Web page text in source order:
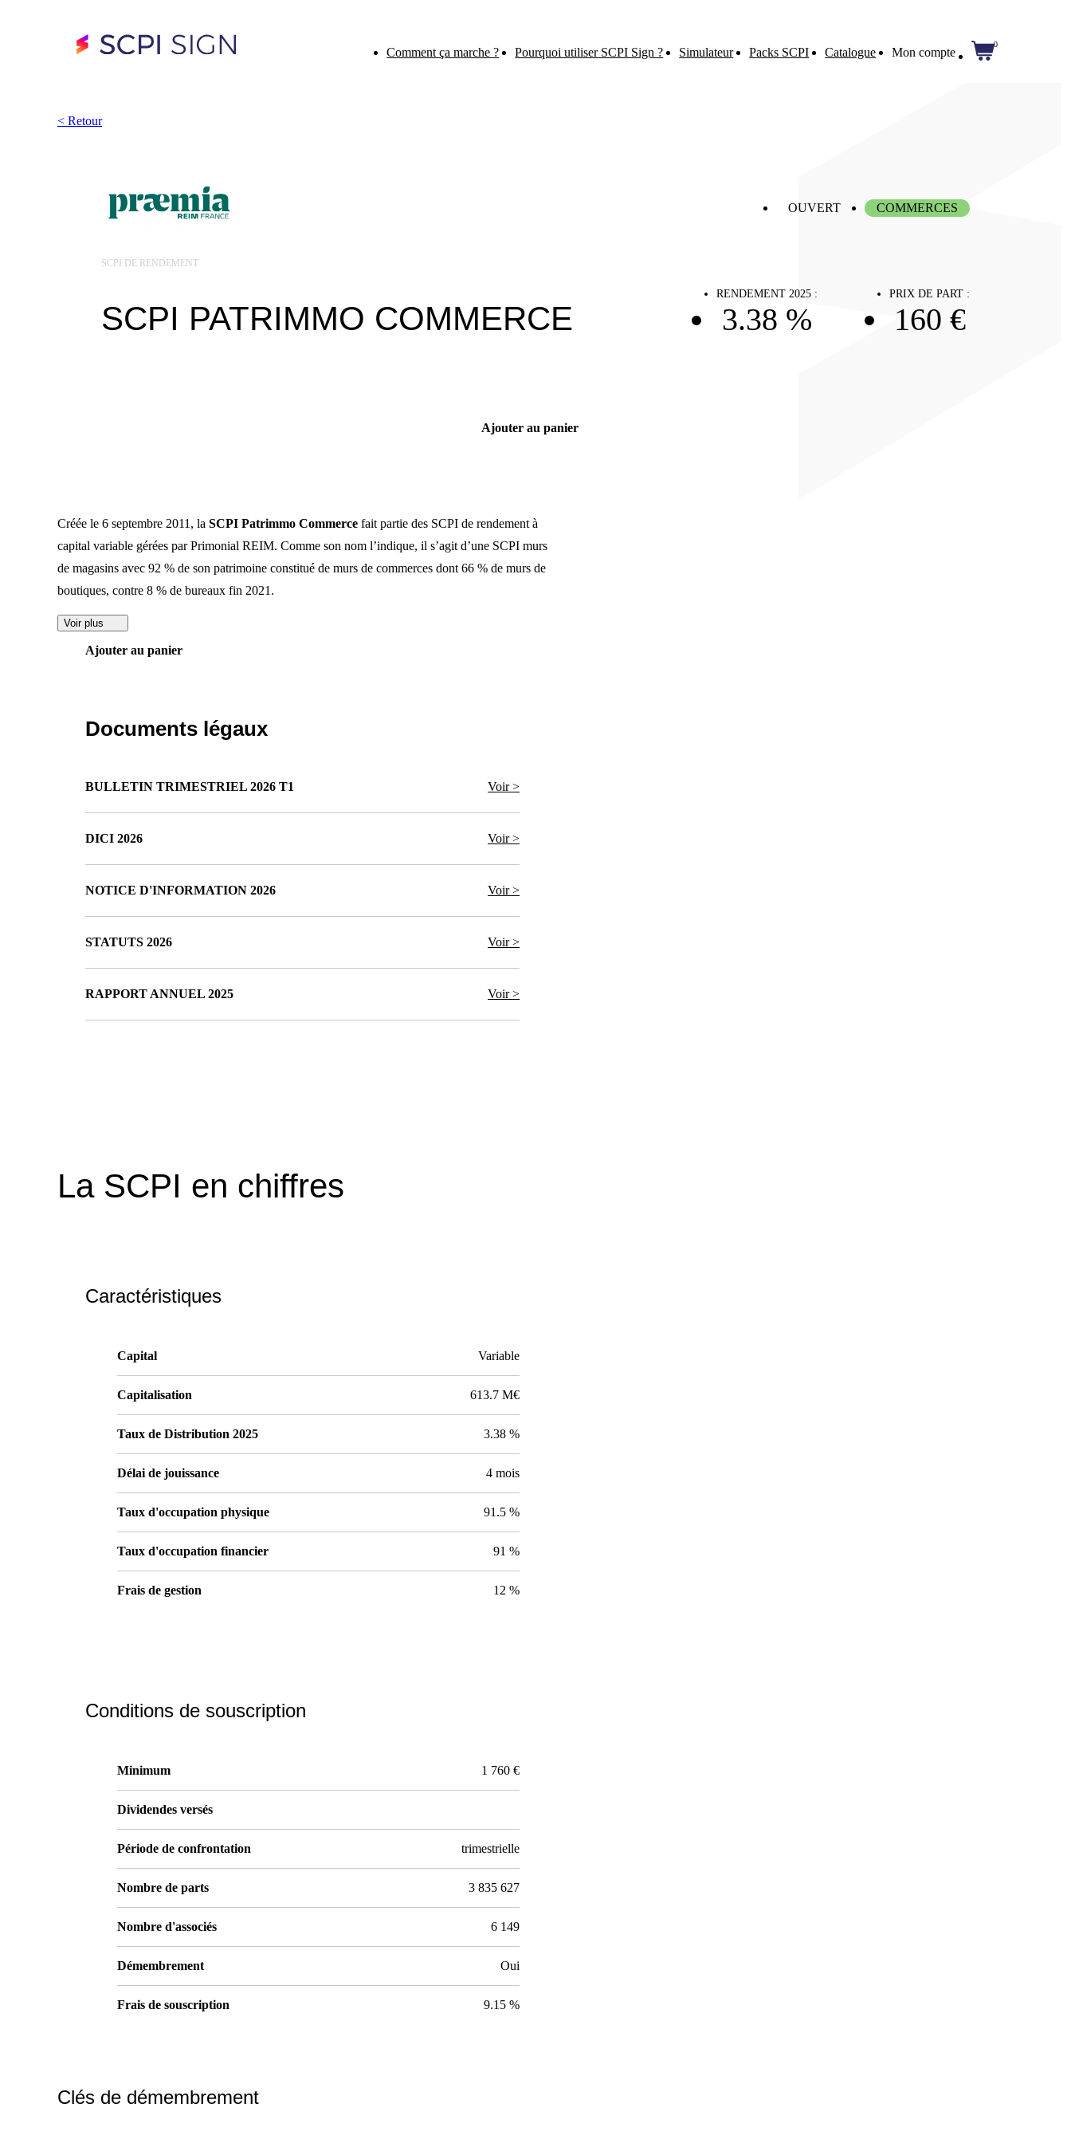
Comment ça marche ? Pourquoi utiliser SCPI Sign ? Simulateur Packs SCPI Catalogue Mon compte
0
< Retour
OUVERT COMMERCES
SCPI DE RENDEMENT
SCPI PATRIMMO COMMERCE
RENDEMENT 2025 :
3.38 %
PRIX DE PART :
160 €
Ajouter au panier
Créée le 6 septembre 2011, la SCPI Patrimmo Commerce fait partie des SCPI de rendement à
capital variable gérées par Primonial REIM. Comme son nom l’indique, il s’agit d’une SCPI murs
de magasins avec 92 % de son patrimoine constitué de murs de commerces dont 66 % de murs de
boutiques, contre 8 % de bureaux fin 2021.
Voir plus
Ajouter au panier
Documents légaux
BULLETIN TRIMESTRIEL 2026 T1 Voir >
DICI 2026 Voir >
NOTICE D'INFORMATION 2026 Voir >
STATUTS 2026 Voir >
RAPPORT ANNUEL 2025 Voir >
La SCPI en chiffres
Caractéristiques
Capital Variable
Capitalisation 613.7 M€
Taux de Distribution 2025 3.38 %
Délai de jouissance 4 mois
Taux d'occupation physique 91.5 %
Taux d'occupation financier 91 %
Frais de gestion 12 %
Conditions de souscription
Minimum 1 760 €
Dividendes versés
Période de confrontation trimestrielle
Nombre de parts 3 835 627
Nombre d'associés 6 149
Démembrement Oui
Frais de souscription 9.15 %
Clés de démembrement